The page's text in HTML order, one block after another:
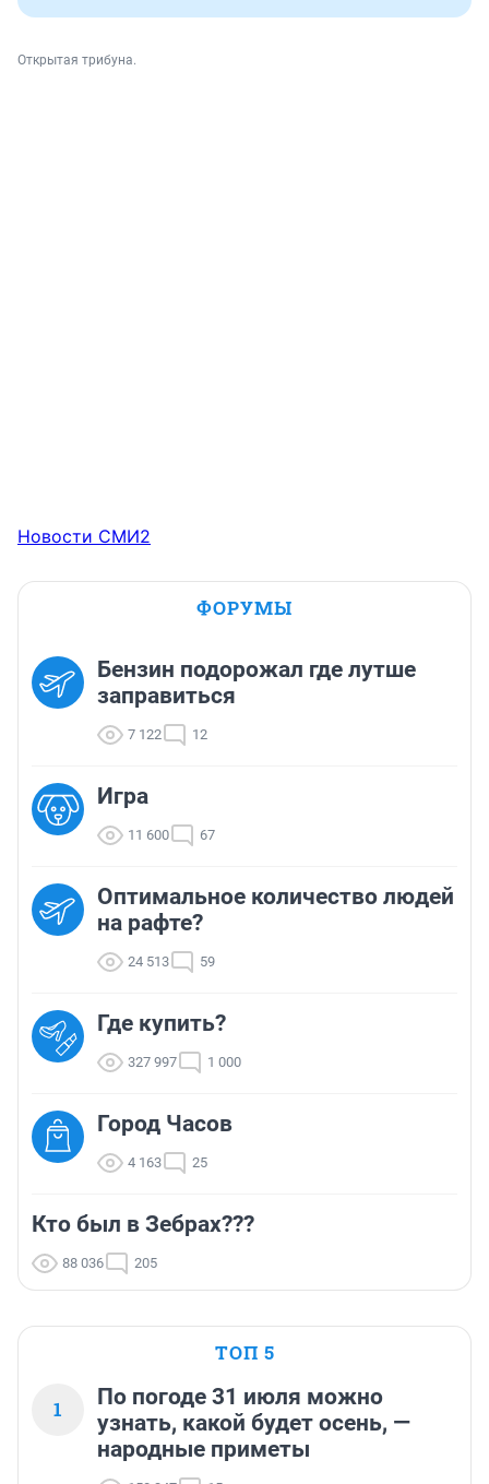
Открытая трибуна.
Новости СМИ2
ФОРУМЫ
Бензин подорожал где лутше
заправиться
7 122 12
Игра
11 600 67
Оптимальное количество людей
на рафте?
24 513 59
Где купить?
327 997 1 000
Город Часов
4 163 25
Кто был в Зебрах???
88 036 205
ТОП 5
1
По погоде 31 июля можно
узнать, какой будет осень, —
народные приметы